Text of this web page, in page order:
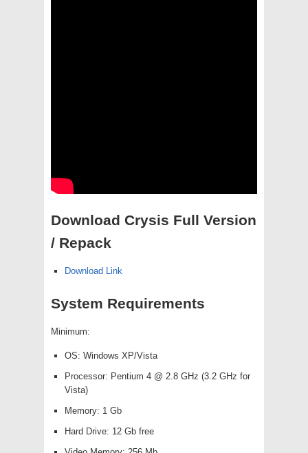
Download Crysis Full Version
/ Repack
Download Link
System Requirements
Minimum:
OS: Windows XP/Vista
Processor: Pentium 4 @ 2.8 GHz (3.2 GHz for
Vista)
Memory: 1 Gb
Hard Drive: 12 Gb free